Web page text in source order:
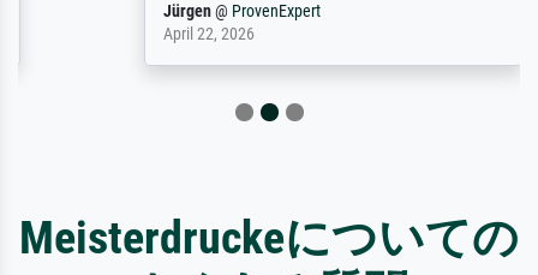
@ProvenExpert
April 22, 2026
Meisterdruckeについての